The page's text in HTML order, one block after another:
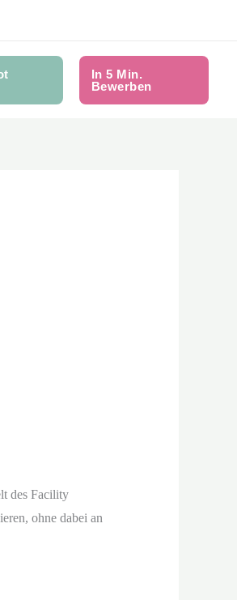
In 5 Min.
Bewerben
des Facility
ohne dabei an